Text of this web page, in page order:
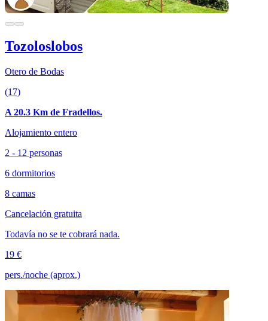
Tozoloslobos
Otero de Bodas
(17)
A 20.3 Km de Fradellos.
Alojamiento entero
2 - 12 personas
6 dormitorios
8 camas
Cancelación gratuita
Todavía no se te cobrará nada.
19 €
pers./noche (aprox.)